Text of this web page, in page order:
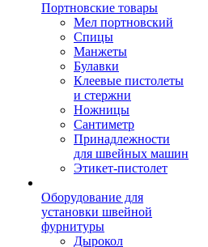
Портновские товары
Мел портновский
Спицы
Манжеты
Булавки
Клеевые пистолеты
и стержни
Ножницы
Сантиметр
Принадлежности
для швейных машин
Этикет-пистолет
Оборудование для
установки швейной
фурнитуры
Дырокол